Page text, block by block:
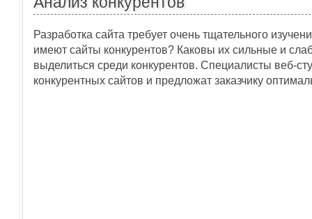
Разработка сайта требует очень тщательного
имеют сайты конкурентов? Каковы их сильные и
выделиться среди конкурентов. Специалисты веб-
конкурентных сайтов и предложат заказчику